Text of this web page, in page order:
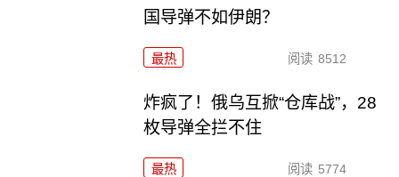
国导弹不如伊朗？
最热 阅读 8512
炸疯了！俄乌互掀“仓库战”，28
枚导弹全拦不住
最热 阅读 5774